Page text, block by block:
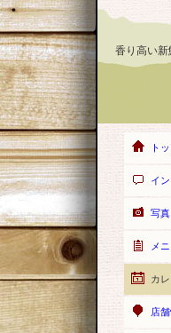
香り高い
ト
イ
写真
メ
カ
店